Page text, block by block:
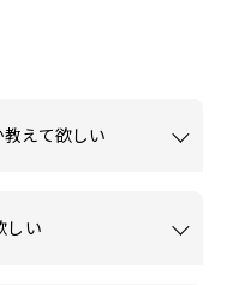
えて欲しい
しい